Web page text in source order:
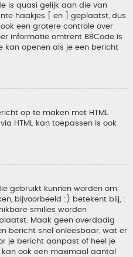
is quasi gelijk aan die van
haakjes [ en ] geplaatst, dus
een grotere controle over
informatie omtrent BBCode is
kan openen als je een bericht
op te maken met HTML
HTML kan toepassen is ook
gebruikt kunnen worden om
bijvoorbeeld :) betekent blij, :
smilies worden
Maak geen overdadig
bericht snel onleesbaar, wat er
je bericht aanpast of heel je
ook een maximaal aantal